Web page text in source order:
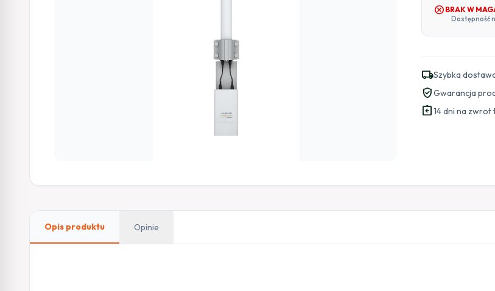
cancel BRAK W
Dostępność
local_shippingSzybka
verified_userGwarancja
assignment_return14 dni na zwrot
Opis produktu Opinie